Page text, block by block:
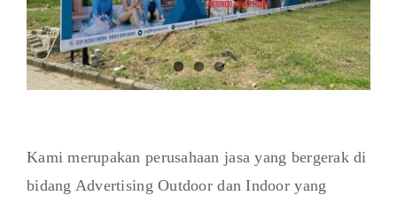
Kami merupakan perusahaan jasa yang bergerak di
bidang Advertising Outdoor dan Indoor yang